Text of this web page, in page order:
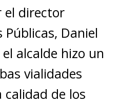
el director
Daniel
alcalde hizo un
vialidades
de los